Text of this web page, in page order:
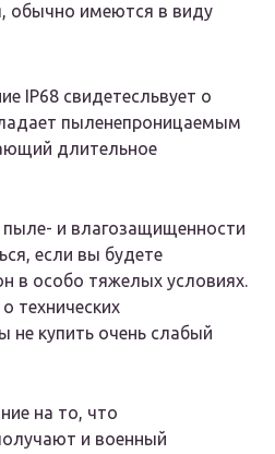
обычно имеются в виду
IP68 свидетесльвует о
пыленепроницаемым
длительное
и влагозащищенности
если вы будете
в особо тяжелых условиях.
технических
не купить очень слабый
на то, что
и военный